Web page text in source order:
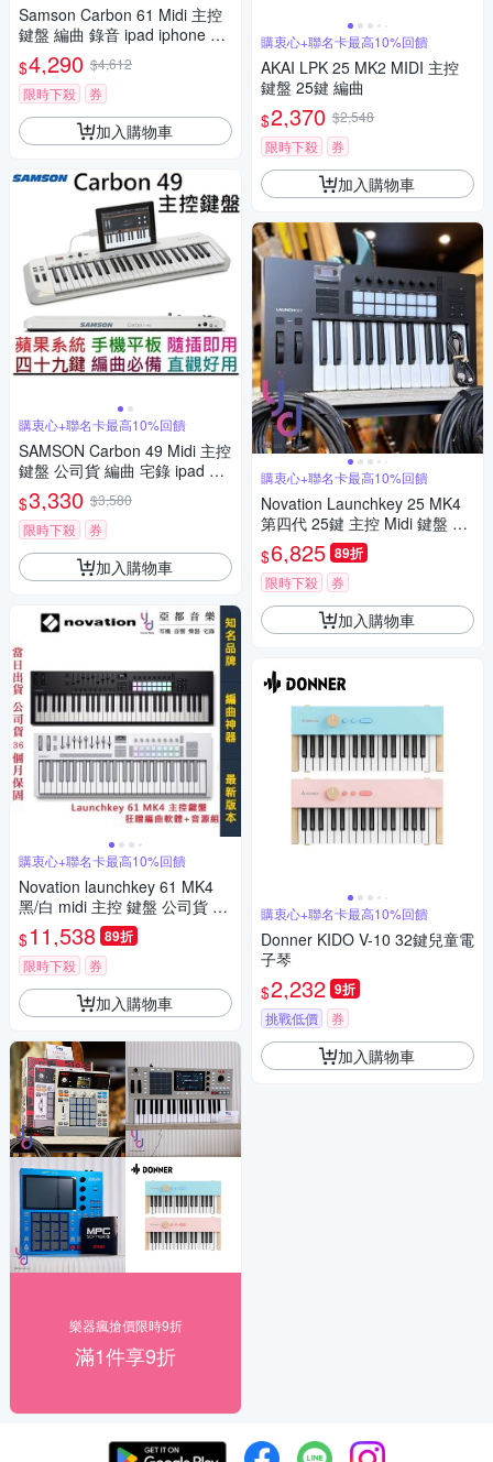
Samson Carbon 61 Midi 主控
鍵盤 編曲 錄音 ipad iphone 可
$4,290 $4,612
限時下殺
券
加入購物車
購衷心+聯名卡最高10%回饋
SAMSON Carbon 49 Midi 主控
鍵盤 公司貨 編曲 宅錄 ipad mi
di 鍵盤
$3,330 $3,580
限時下殺
券
加入購物車
購衷心+聯名卡最高10%回饋
Novation launchkey 61 MK4
黑/白 midi 主控 鍵盤 公司貨 3
年保固
$11,538 89折
限時下殺 券
加入購物車
樂器瘋搶價限時9折
滿1件享9折
購衷心+聯名卡最高10%回饋
AKAI LPK 25 MK2 MIDI 主控
鍵盤 25鍵 編曲
$2,370 $2,548
限時下殺
券
加入購物車
購衷心+聯名卡最高10%回饋
Novation Launchkey 25 MK4
第四代 25鍵 主控 Midi 鍵盤 贈
軟體 公司貨 保固三年
$6,825 89折
限時下殺 券
加入購物車
購衷心+聯名卡最高10%回饋
Donner KIDO V-10 32鍵兒童電
子琴
$2,232 9折
挑戰低價 券
加入購物車